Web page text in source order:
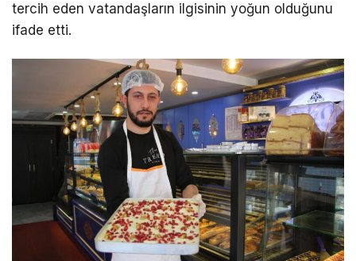
Telegram
s
c
b
n
T
tercih eden vatandaşların ilgisinin yoğun olduğunu
ifade etti.